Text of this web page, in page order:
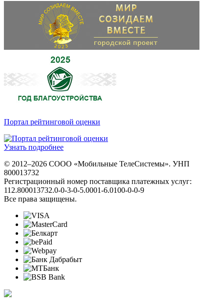
Портал рейтинговой оценки
Узнать подробнее
© 2012–2026 СООО «Мобильные ТелеСистемы». УНП
800013732
Регистрационный номер поставщика платежных услуг:
112.800013732.0-0-3-0-5.0001-6.0100-0-0-9
Все права защищены.